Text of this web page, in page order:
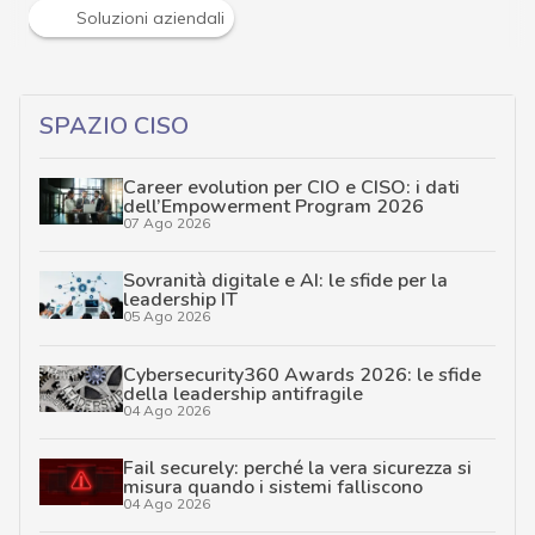
Soluzioni aziendali
SPAZIO CISO
Career evolution per CIO e CISO: i dati
dell’Empowerment Program 2026
07 Ago 2026
Sovranità digitale e AI: le sfide per la
leadership IT
05 Ago 2026
Cybersecurity360 Awards 2026: le sfide
della leadership antifragile
04 Ago 2026
Fail securely: perché la vera sicurezza si
misura quando i sistemi falliscono
04 Ago 2026